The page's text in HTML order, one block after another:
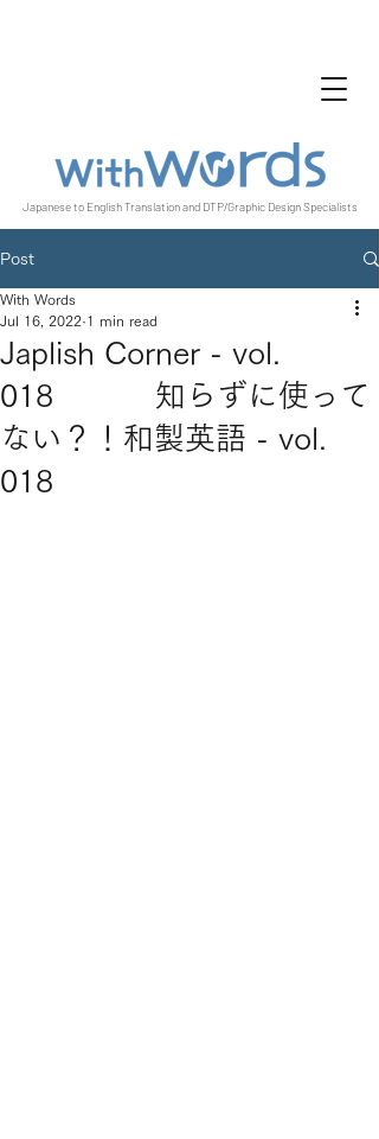
Japanese to English Translation and DTP/Graphic Design Specialists
Post
Japlish Corner - vol.
018 知らずに使って
ない？！和製英語 - vol.
018
With Words
Jul 16, 2022 1 min read